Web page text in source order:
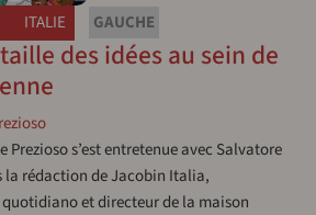
ITALIE GAUCHE
des idées au sein de
Prezioso s’est entretenue avec Salvatore
la rédaction de Jacobin Italia,
et directeur de la maison